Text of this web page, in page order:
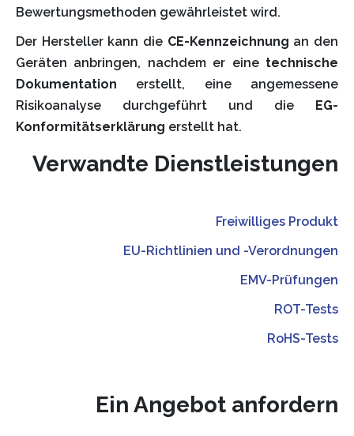
Bewertungsmethoden gewährleistet wird.
Der Hersteller kann die CE-Kennzeichnung an den
Geräten anbringen, nachdem er eine technische
Dokumentation erstellt, eine angemessene
Risikoanalyse durchgeführt und die
EG-
Konformitätserklärung erstellt hat.
Verwandte Dienstleistungen
Freiwilliges Produkt
EU-Richtlinien und -Verordnungen
EMV-Prüfungen
ROT-Tests
RoHS-Tests
Ein Angebot anfordern